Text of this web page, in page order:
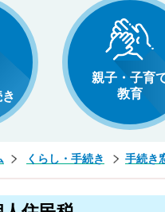
親子・子育
教育
くらし・手続き 手続き